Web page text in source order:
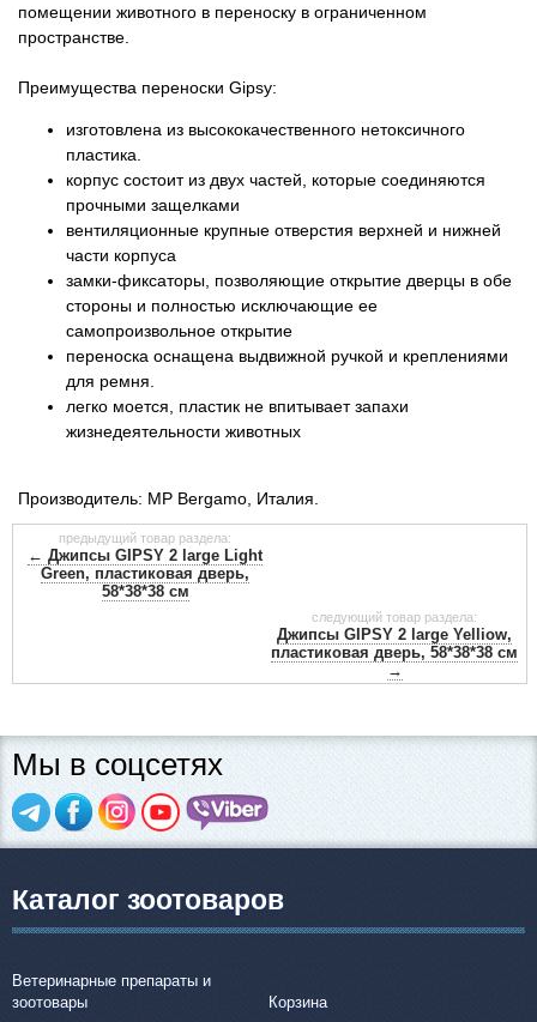
помещении животного в переноску в ограниченном
пространстве.
Преимущества переноски Gipsy:
изготовлена ​​из высококачественного нетоксичного
пластика.
корпус состоит из двух частей, которые соединяются
прочными защелками
вентиляционные крупные отверстия верхней и нижней
части корпуса
замки-фиксаторы, позволяющие открытие дверцы в обе
стороны и полностью исключающие ее
самопроизвольное открытие
переноска оснащена выдвижной ручкой и креплениями
для ремня.
легко моется, пластик не впитывает запахи
жизнедеятельности животных
Производитель: МР Bergamo, Италия.
предыдущий товар раздела:
← Джипсы GIPSY 2 large Light
Green, пластиковая дверь,
58*38*38 см
следующий товар раздела:
Джипсы GIPSY 2 large Yelliow,
пластиковая дверь, 58*38*38 см
→
Мы в соцсетях
Каталог зоотоваров
Ветеринарные препараты и
зоотовары
Корзина